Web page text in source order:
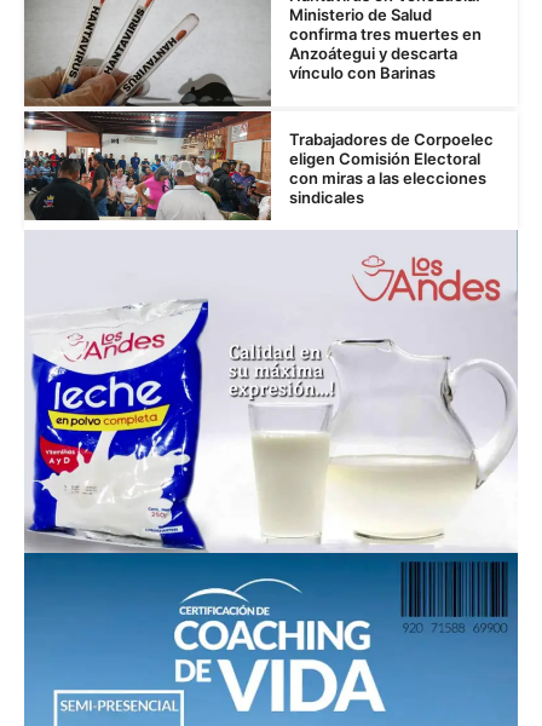
Ministerio de Salud
confirma tres muertes en
Anzoátegui y descarta
vínculo con Barinas
Trabajadores de Corpoelec
eligen Comisión Electoral
con miras a las elecciones
sindicales